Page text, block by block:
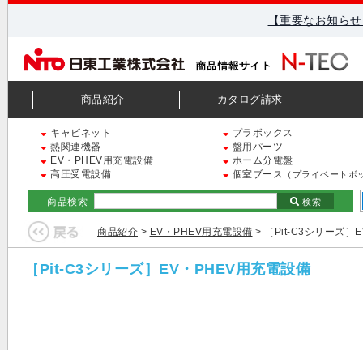
【重要なお知ら
商品紹介 カタログ請求
キャビネット
プラボックス
熱関連機器
盤用パーツ
EV・PHEV用充電設備
ホーム分電盤
高圧受電設備
個室ブース （プライベートボ
商品検索 検索
商品紹介 > EV・PHEV用充電設備 > ［Pit-C3シリーズ］
［Pit-C3シリーズ］EV・PHEV用充電設備